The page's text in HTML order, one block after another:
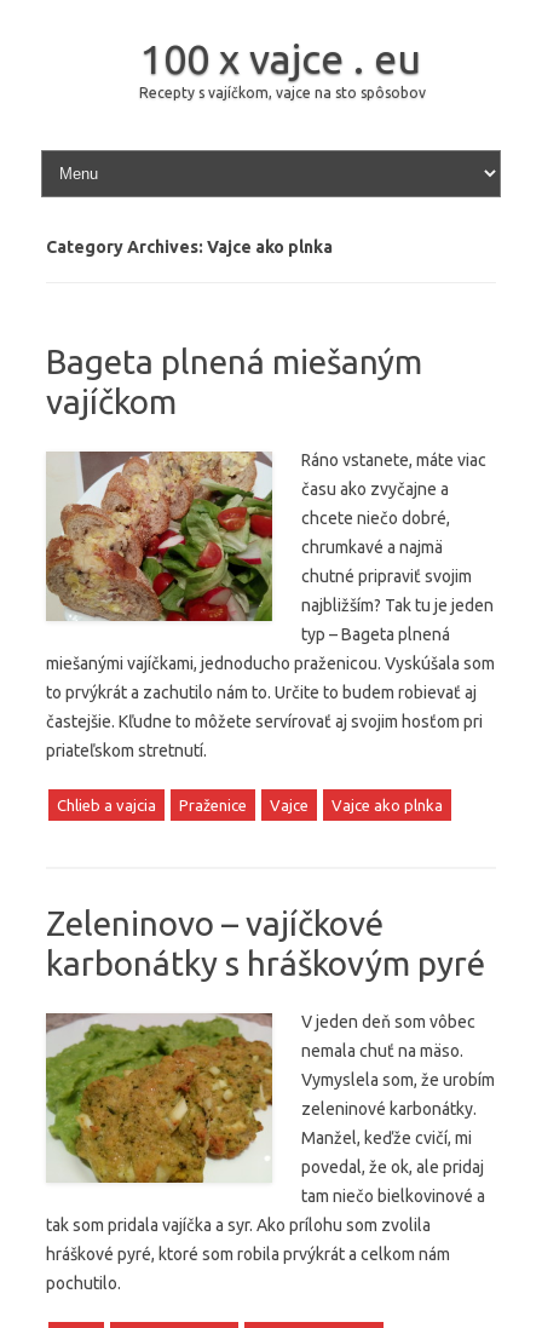
100 x vajce . eu
Recepty s vajíčkom, vajce na sto spôsobov
Skip to content
Category Archives: Vajce ako plnka
Bageta plnená miešaným
vajíčkom
Ráno vstanete, máte viac
času ako zvyčajne a
chcete niečo dobré,
chrumkavé a najmä
chutné pripraviť svojim
najbližším? Tak tu je jeden
typ – Bageta plnená
miešanými vajíčkami, jednoducho praženicou. Vyskúšala som
to prvýkrát a zachutilo nám to. Určite to budem robievať aj
častejšie. Kľudne to môžete servírovať aj svojim hosťom pri
priateľskom stretnutí.
Chlieb a vajcia Praženice Vajce Vajce ako plnka
Zeleninovo – vajíčkové
karbonátky s hráškovým pyré
V jeden deň som vôbec
nemala chuť na mäso.
Vymyslela som, že urobím
zeleninové karbonátky.
Manžel, keďže cvičí, mi
povedal, že ok, ale pridaj
tam niečo bielkovinové a
tak som pridala vajíčka a syr. Ako prílohu som zvolila
hráškové pyré, ktoré som robila prvýkrát a celkom nám
pochutilo.